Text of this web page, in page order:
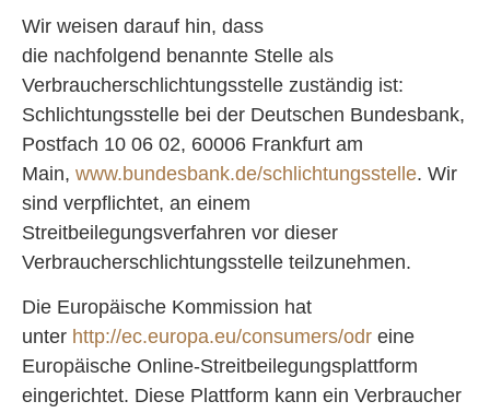
Wir weisen darauf hin, dass
die nachfolgend benannte Stelle als
Verbraucherschlichtungsstelle zuständig ist:
Schlichtungsstelle bei der Deutschen Bundesbank,
Postfach 10 06 02, 60006 Frankfurt am
Main, www.bundesbank.de/schlichtungsstelle. Wir
sind verpflichtet, an einem
Streitbeilegungsverfahren vor dieser
Verbraucherschlichtungsstelle teilzunehmen.
Die Europäische Kommission hat
unter http://ec.europa.eu/consumers/odr eine
Europäische Online-Streitbeilegungsplattform
eingerichtet. Diese Plattform kann ein Verbraucher